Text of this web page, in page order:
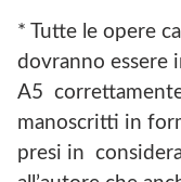
* Tutte le opere
dovranno essere
A5
manoscritti in
presi in